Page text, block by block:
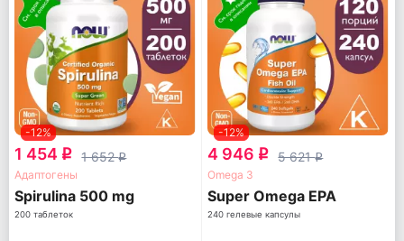
-12%
1 454 q 1 652q
Адаптогены
Spirulina 500 mg
200 таблеток
-12%
4 946 q 5 621q
Omega 3
Super Omega EPA
240 гелевые капсулы